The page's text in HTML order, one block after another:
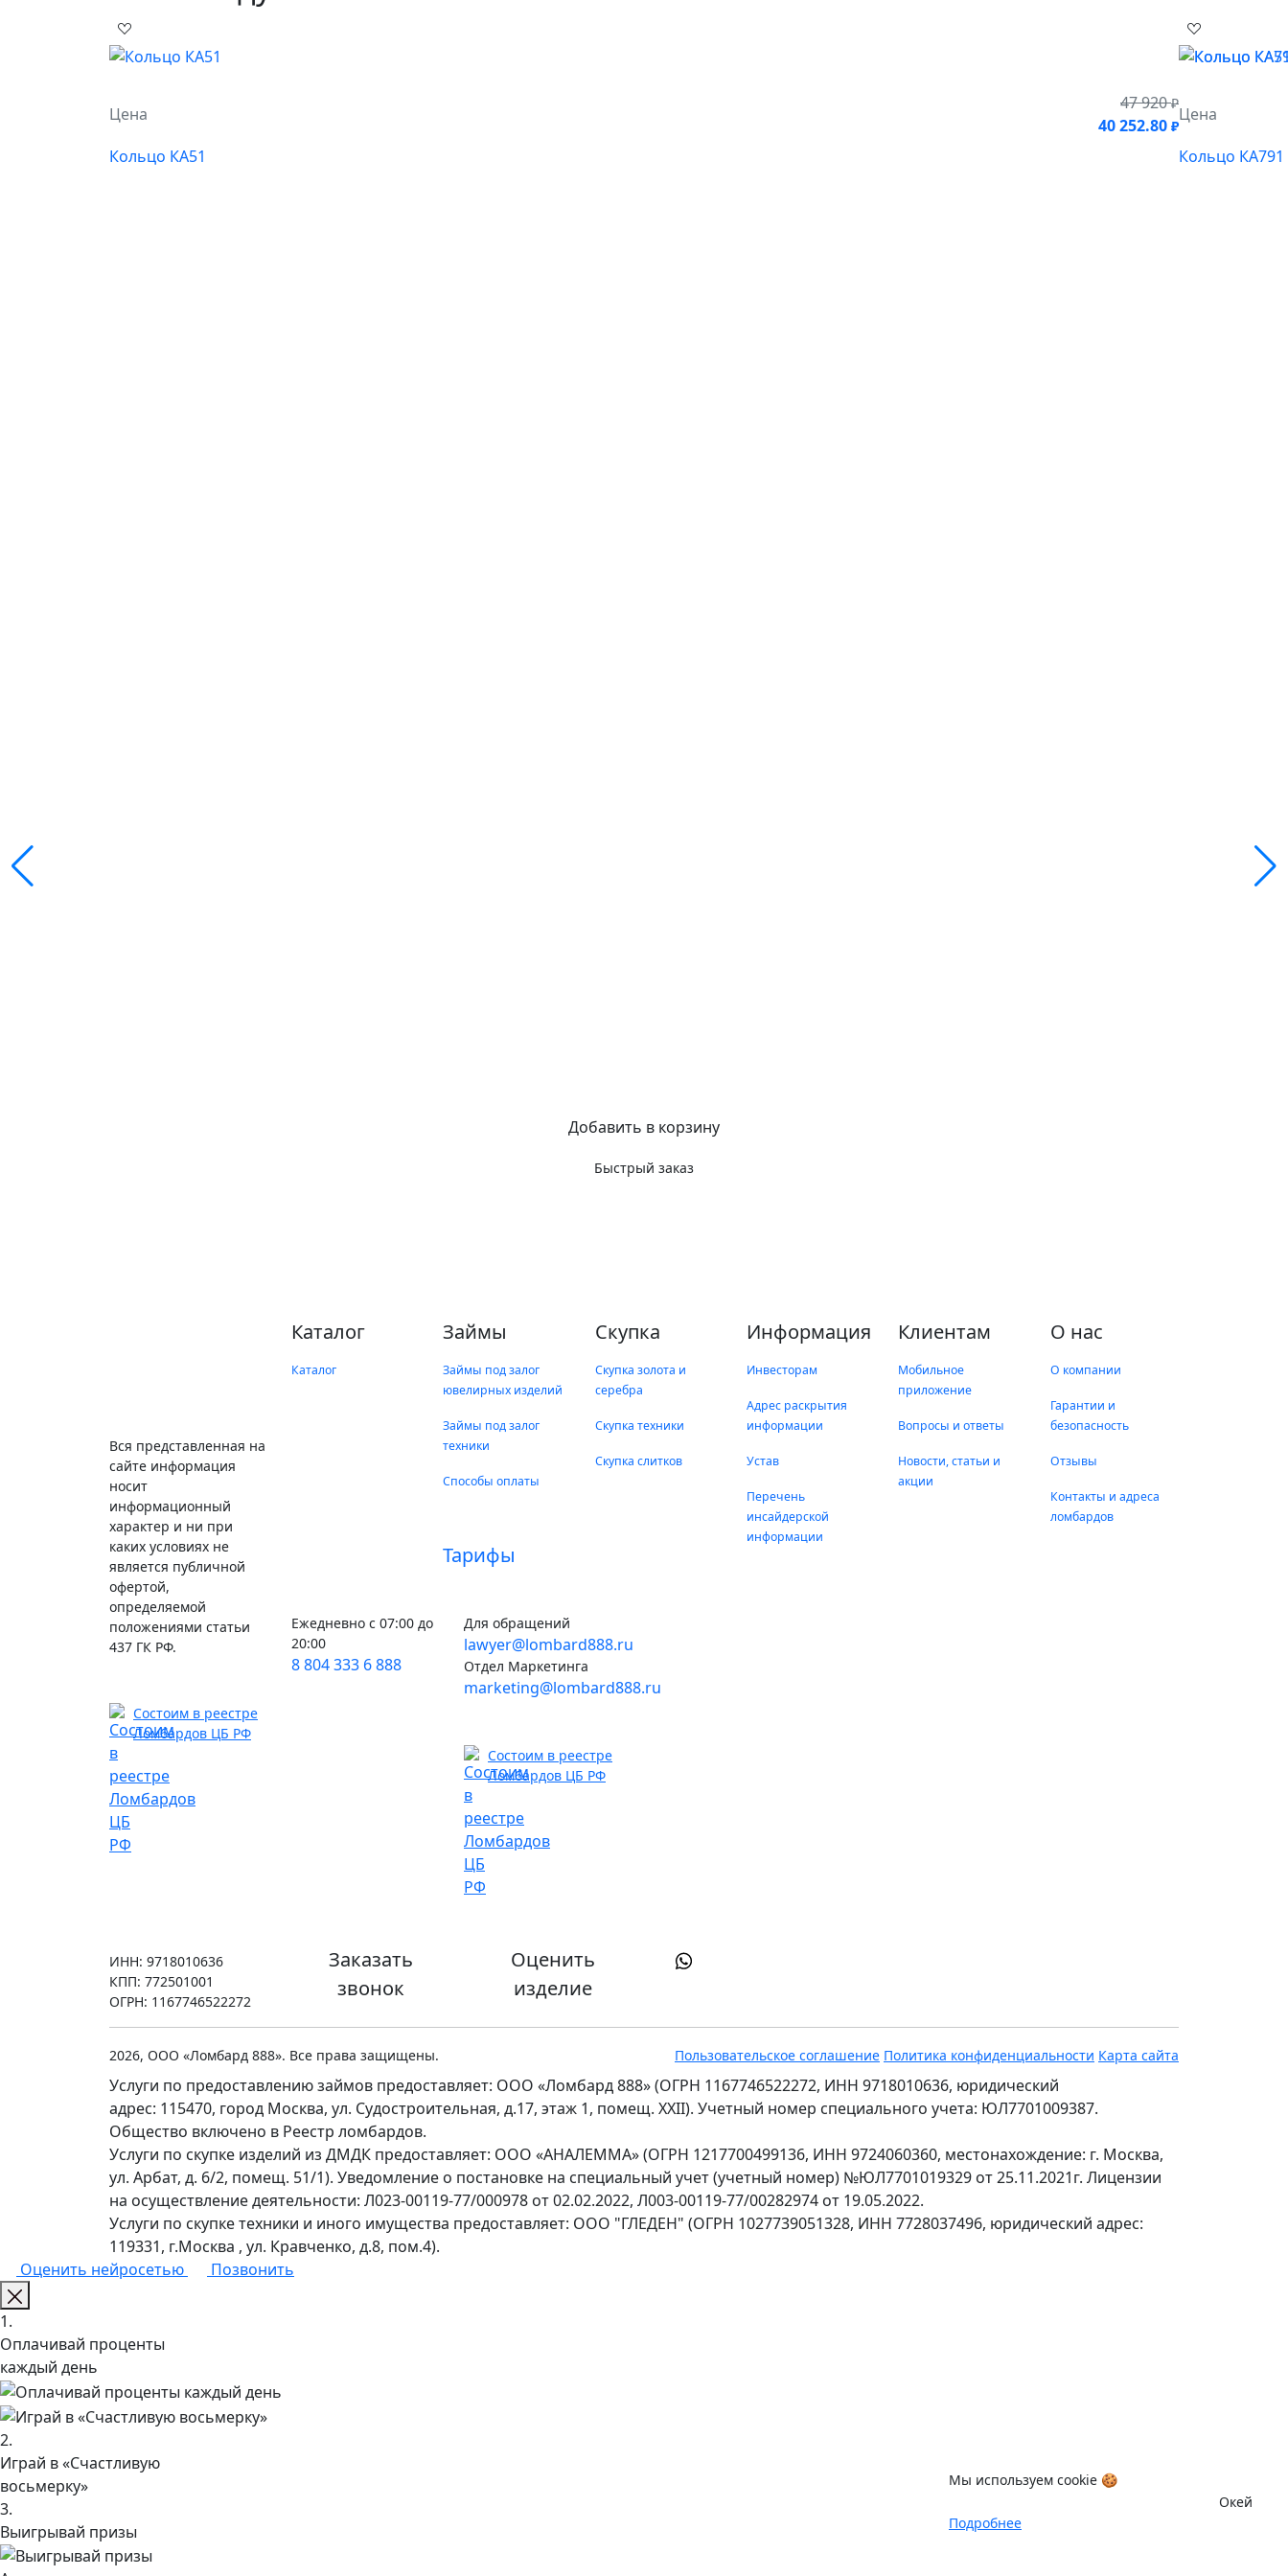
Цена
47 920₽
40 252.80 ₽
Кольцо КА51
Добавить в корзину
Быстрый заказ
Цена
Кольцо КА791
Вся представленная на
сайте информация
носит
информационный
характер и ни при
каких условиях не
является публичной
офертой,
определяемой
положениями статьи
437 ГК РФ.
Состоим в реестре
Ломбардов ЦБ РФ
ИНН: 9718010636
КПП: 772501001
ОГРН: 1167746522272
Каталог
Каталог
Займы
Займы под залог
ювелирных изделий
Займы под залог
техники
Способы оплаты
Тарифы
Скупка
Скупка золота и
серебра
Скупка техники
Скупка слитков
Информация
Инвесторам
Адрес раскрытия
информации
Устав
Перечень
инсайдерской
информации
Клиентам
Мобильное
приложение
Вопросы и ответы
Новости, статьи и
акции
О нас
О компании
Гарантии и
безопасность
Отзывы
Контакты и адреса
ломбардов
Ежедневно с 07:00 до
20:00
8 804 333 6 888
Для обращений
lawyer@lombard888.ru
Отдел Маркетинга
marketing@lombard888.ru
Состоим в реестре
Ломбардов ЦБ РФ
Заказать
звонок
Оценить
изделие
2026, ООО «Ломбард 888». Все права защищены. Пользовательское соглашение Политика конфиденциальности Карта сайта
Услуги по предоставлению займов предоставляет: ООО «Ломбард 888» (ОГРН 1167746522272, ИНН 9718010636, юридический
адрес: 115470, город Москва, ул. Судостроительная, д.17, этаж 1, помещ. XXII). Учетный номер специального учета: ЮЛ7701009387.
Общество включено в Реестр ломбардов.
Услуги по скупке изделий из ДМДК предоставляет: ООО «АНАЛЕММА» (ОГРН 1217700499136, ИНН 9724060360, местонахождение: г. Москва,
ул. Арбат, д. 6/2, помещ. 51/1). Уведомление о постановке на специальный учет (учетный номер) №ЮЛ7701019329 от 25.11.2021г. Лицензии
на осуществление деятельности: Л023-00119-77/000978 от 02.02.2022, Л003-00119-77/00282974 от 19.05.2022.
Услуги по скупке техники и иного имущества предоставляет: ООО "ГЛЕДЕН" (ОГРН 1027739051328, ИНН 7728037496, юридический адрес:
119331, г.Москва , ул. Кравченко, д.8, пом.4).
Оценить нейросетью
Позвонить
Мы используем cookie 🍪
Подробнее
Окей
1.
Оплачивай проценты
каждый день
2.
Играй в «Счастливую
восьмерку»
3.
Выигрывай призы